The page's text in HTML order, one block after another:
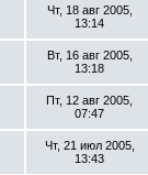
Чт, 18 авг 2005,
13:14
Вт, 16 авг 2005,
13:18
Пт, 12 авг 2005,
07:47
Чт, 21 июл 2005,
13:43